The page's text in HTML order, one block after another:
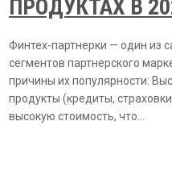
ПРОДУКТАХ В
Финтех-партнерки — один из
сегментов партнерского
причины их популярности:
продукты (кредиты,
высокую стоимость, что…